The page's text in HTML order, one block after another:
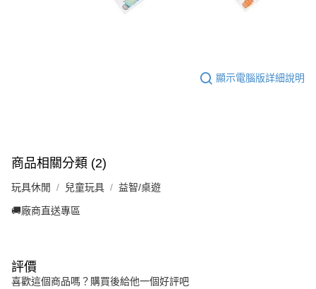
顯示電腦版詳細說明
商品相關分類 (2)
玩具休閒 兒童玩具 益智/桌遊
🚚廠商直送專區
評價
喜歡這個商品嗎？購買後給他一個好評吧